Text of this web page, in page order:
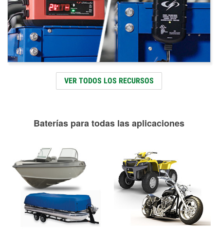
VER TODOS LOS RECURSOS
Baterías para todas las aplicaciones